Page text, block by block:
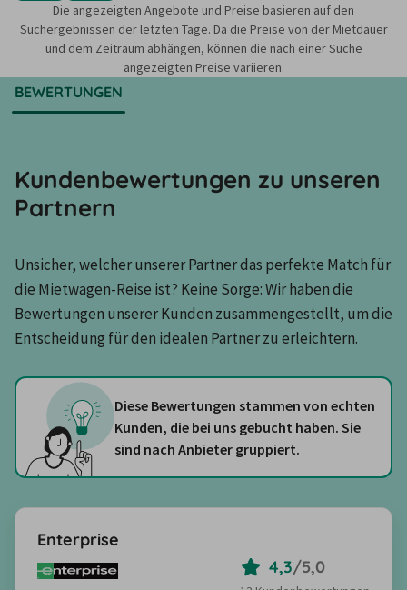
Die angezeigten Angebote und Preise basieren auf den
Suchergebnissen der letzten Tage. Da die Preise von der Mietdauer
und dem Zeitraum abhängen, können die nach einer Suche
angezeigten Preise variieren.
BEWERTUNGEN
Kundenbewertungen zu unseren
Partnern
Unsicher, welcher unserer Partner das perfekte Match für
die Mietwagen-Reise ist? Keine Sorge: Wir haben die
Bewertungen unserer Kunden zusammengestellt, um die
Entscheidung für den idealen Partner zu erleichtern.
Diese Bewertungen stammen von echten
Kunden, die bei uns gebucht haben. Sie
sind nach Anbieter gruppiert.
Enterprise
4,3/5,0